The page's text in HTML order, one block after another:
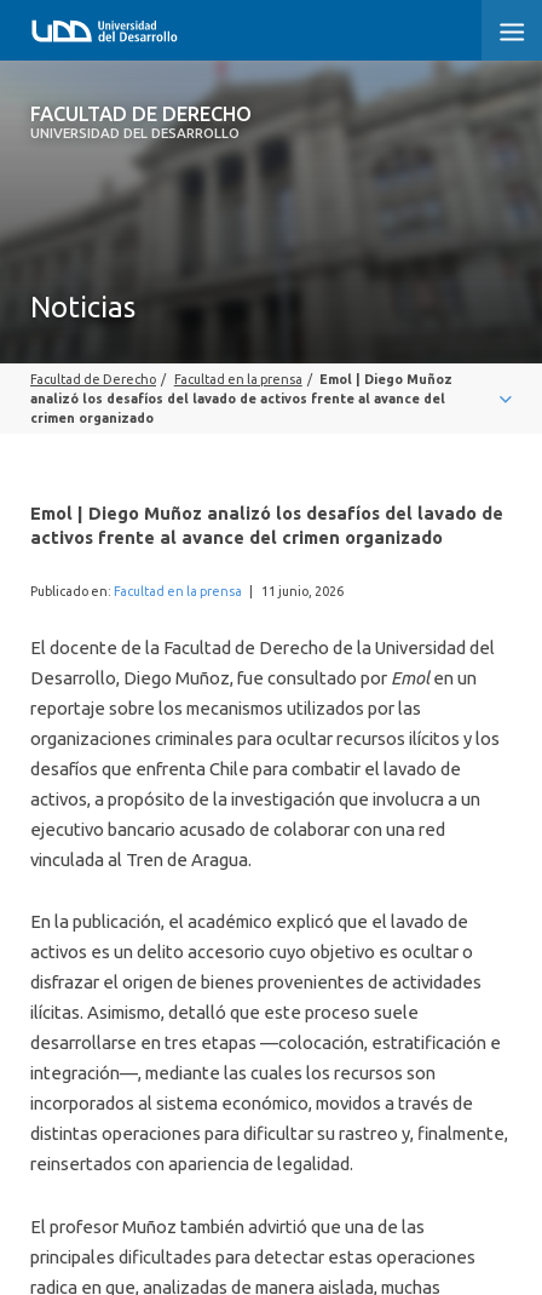
FACULTAD DE DERECHO
UNIVERSIDAD DEL DESARROLLO
FACULTAD DE DERECHO
SOBRE LA FACULTAD
PROFESORES
INTERNACIONAL
Noticias
Facultad de Derecho / Facultad en la prensa / Emol | Diego Muñoz
analizó los desafíos del lavado de activos frente al avance del
crimen organizado
Emol | Diego Muñoz analizó los desafíos del lavado de
activos frente al avance del crimen organizado
Publicado en: Facultad en la prensa 11 junio, 2026
El docente de la Facultad de Derecho de la Universidad del
Desarrollo, Diego Muñoz, fue consultado por Emolen un
reportaje sobre los mecanismos utilizados por las
organizaciones criminales para ocultar recursos ilícitos y los
desafíos que enfrenta Chile para combatir el lavado de
activos, a propósito de la investigación que involucra a un
ejecutivo bancario acusado de colaborar con una red
vinculada al Tren de Aragua.
En la publicación, el académico explicó que el lavado de
activos es un delito accesorio cuyo objetivo es ocultar o
disfrazar el origen de bienes provenientes de actividades
ilícitas. Asimismo, detalló que este proceso suele
desarrollarse en tres etapas —colocación, estratificación e
integración—, mediante las cuales los recursos son
incorporados al sistema económico, movidos a través de
distintas operaciones para dificultar su rastreo y, finalmente,
reinsertados con apariencia de legalidad.
El profesor Muñoz también advirtió que una de las
principales dificultades para detectar estas operaciones
radica en que, analizadas de manera aislada, muchas